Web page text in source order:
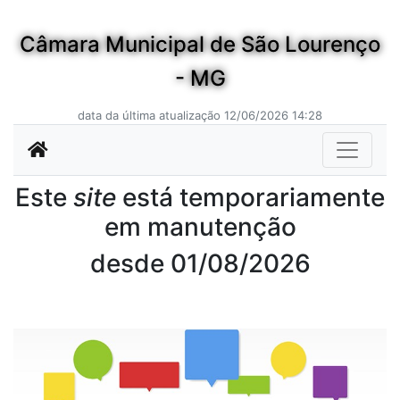
Câmara Municipal de São Lourenço
- MG
data da última atualização 12/06/2026 14:28
Este site está temporariamente
em manutenção
desde 01/08/2026